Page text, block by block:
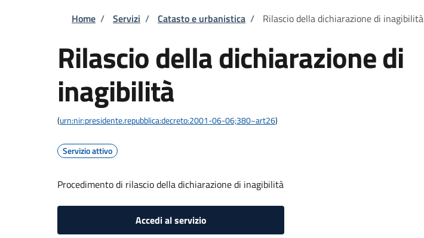
Briciole di pane
Home / Servizi / Catasto e urbanistica / Rilascio della dichiarazione di inagibilità
Rilascio della dichiarazione di
inagibilità
(urn:nir:presidente.repubblica:decreto:2001-06-06;380~art26)
Servizio attivo
Procedimento di rilascio della dichiarazione di inagibilità
Accedi al servizio